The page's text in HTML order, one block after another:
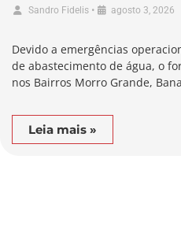
Município de Laguna
Sandro Fidelis • agosto 3, 2026
Devido a emergências
de abastecimento de água, o
nos Bairros Morro Grande,
Leia mais »